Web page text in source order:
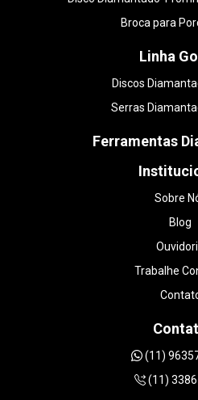
Broca para
Linha
Discos
Serras
Ferramentas
Sobre
Blog
Trabalhe
(11)
(11)